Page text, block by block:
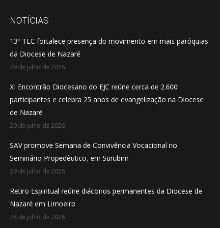
opens
new
window
opens
new
window
opens
new
window
NOTÍCIAS
13º TLC fortalece presença do movimento em mais paróquias
da Diocese de Nazaré
29 de julho de 2026
XI Encontrão Diocesano do EJC reúne cerca de 2.600
participantes e celebra 25 anos de evangelização na Diocese
de Nazaré
29 de julho de 2026
SAV promove Semana de Convivência Vocacional no
Seminário Propedêutico, em Surubim
29 de julho de 2026
Retiro Espiritual reúne diáconos permanentes da Diocese de
Nazaré em Limoeiro
28 de julho de 2026